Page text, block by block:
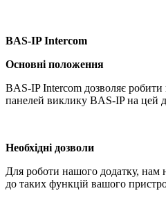
BAS-IP Intercom
Основні положення
BAS-IP Intercom дозволяє робити
панелей виклику BAS-IP на цей
Необхідні дозволи
Для роботи нашого додатку, нам
до таких функцій вашого